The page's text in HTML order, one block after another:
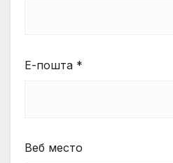
Е-пошта *
Веб место